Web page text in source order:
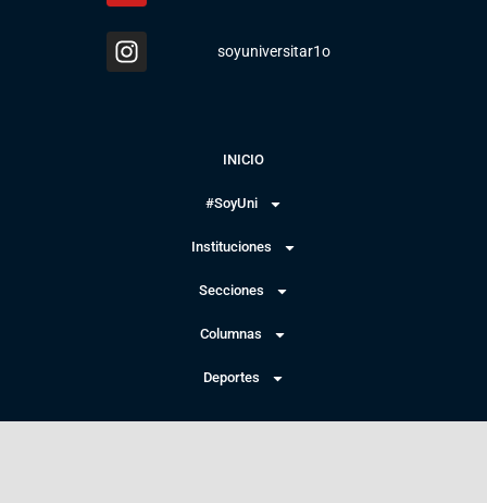
soyuniversitar1o
INICIO
#SoyUni
Instituciones
Secciones
Columnas
Deportes